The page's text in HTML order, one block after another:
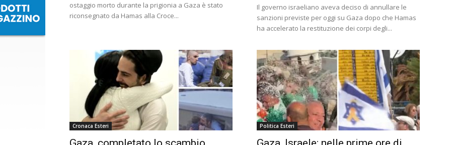
ostaggio morto durante la prigionia a Gaza è stato
riconsegnato da Hamas alla Croce...
Il governo israeliano aveva deciso di annullare le
sanzioni previste per oggi su Gaza dopo che Hamas
ha accelerato la restituzione dei corpi degli...
Cronaca Esteri Politica Esteri